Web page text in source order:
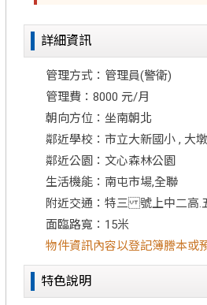
詳細資訊
管理方式：管理員(警衛)
管理費：8000 元/月
朝向方位：坐南朝北
鄰近學校：市立大新國小 , 大
鄰近公園：文心森林公園
生活機能：南屯市場,全聯
附近交通：特三 號上中二高.
面臨路寬：15米
物件資訊內容以登記簿謄本或
特色說明